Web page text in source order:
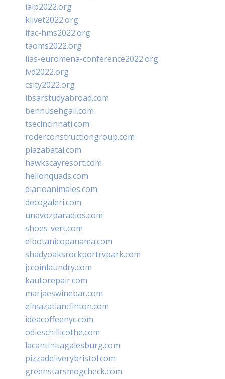
ialp2022.org
klivet2022.org
ifac-hms2022.org
taoms2022.org
iias-euromena-conference2022.org
ivd2022.org
csity2022.org
ibsarstudyabroad.com
bennusehgall.com
tsecincinnati.com
roderconstructiongroup.com
plazabatai.com
hawkscayresort.com
hellonquads.com
diarioanimales.com
decogaleri.com
unavozparadios.com
shoes-vert.com
elbotanicopanama.com
shadyoaksrockportrvpark.com
jccoinlaundry.com
kautorepair.com
marjaeswinebar.com
elmazatlanclinton.com
ideacoffeenyc.com
odieschillicothe.com
lacantinitagalesburg.com
pizzadeliverybristol.com
greenstarsmogcheck.com